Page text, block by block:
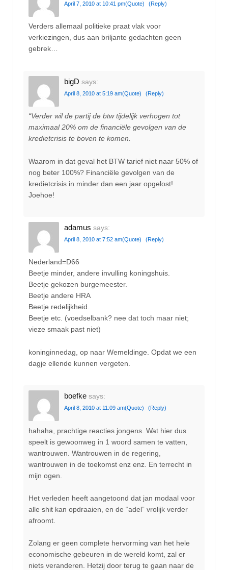
April 7, 2010 at 10:41 pm(Quote) (Reply)
Verders allemaal politieke praat vlak voor
verkiezingen, dus aan briljante gedachten geen
gebrek…
bigD says:
April 8, 2010 at 5:19 am(Quote) (Reply)
“Verder wil de partij de btw tijdelijk verhogen tot
maximaal 20% om de financiële gevolgen van de
kredietcrisis te boven te komen.
Waarom in dat geval het BTW tarief niet naar 50% of
nog beter 100%? Financiële gevolgen van de
kredietcrisis in minder dan een jaar opgelost!
Joehoe!
adamus says:
April 8, 2010 at 7:52 am(Quote) (Reply)
Nederland=D66
Beetje minder, andere invulling koningshuis.
Beetje gekozen burgemeester.
Beetje andere HRA
Beetje redelijkheid.
Beetje etc. (voedselbank? nee dat toch maar niet;
vieze smaak past niet)
koninginnedag, op naar Wemeldinge. Opdat we een
dagje ellende kunnen vergeten.
boefke says:
April 8, 2010 at 11:09 am(Quote) (Reply)
hahaha, prachtige reacties jongens. Wat hier dus
speelt is gewoonweg in 1 woord samen te vatten,
wantrouwen. Wantrouwen in de regering,
wantrouwen in de toekomst enz enz. En terrecht in
mijn ogen.
Het verleden heeft aangetoond dat jan modaal voor
alle shit kan opdraaien, en de “adel” vrolijk verder
afroomt.
Zolang er geen complete hervorming van het hele
economische gebeuren in de wereld komt, zal er
niets veranderen. Hetzij door terug te gaan naar de